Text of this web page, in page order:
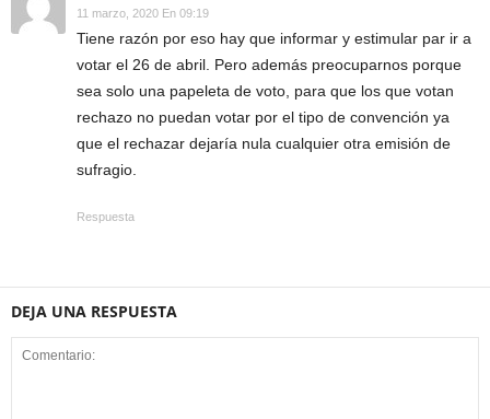
11 marzo, 2020 En 09:19
Tiene razón por eso hay que informar y estimular par ir a
votar el 26 de abril. Pero además preocuparnos porque
sea solo una papeleta de voto, para que los que votan
rechazo no puedan votar por el tipo de convención ya
que el rechazar dejaría nula cualquier otra emisión de
sufragio.
Respuesta
DEJA UNA RESPUESTA